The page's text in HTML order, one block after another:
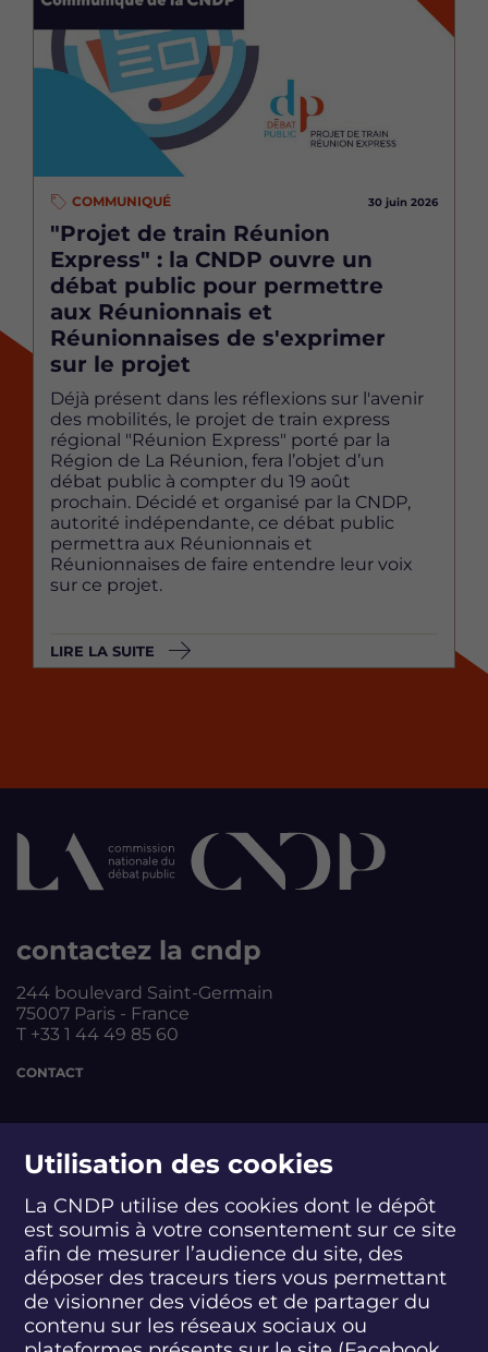
Utilisation des cookies
La CNDP utilise des cookies dont le dépôt
est soumis à votre consentement sur ce site
afin de mesurer l’audience du site, des
déposer des traceurs tiers vous permettant
de visionner des vidéos et de partager du
contenu sur les réseaux sociaux ou
COMMUNIQUÉ 30 juin 2026
"Projet de train Réunion
Express" : la CNDP ouvre un
débat public pour permettre
aux Réunionnais et
Réunionnaises de s'exprimer
sur le projet
Déjà présent dans les réflexions sur l'avenir
des mobilités, le projet de train express
régional "Réunion Express" porté par la
Région de La Réunion, fera l’objet d’un
débat public à compter du 19 août
prochain. Décidé et organisé par la CNDP,
autorité indépendante, ce débat public
permettra aux Réunionnais et
Réunionnaises de faire entendre leur voix
sur ce projet.
LIRE LA SUITE
contactez la cndp
244 boulevard Saint-Germain
75007 Paris - France
T +33 1 44 49 85 60
CONTACT
S
u
v
e
z
S
u
i
v
e
z
S
u
i
v
e
z
S
u
i
v
e
z
S
u
i
v
e
z
S
u
i
v
e
z
S
u
i
v
e
abonnez-vous